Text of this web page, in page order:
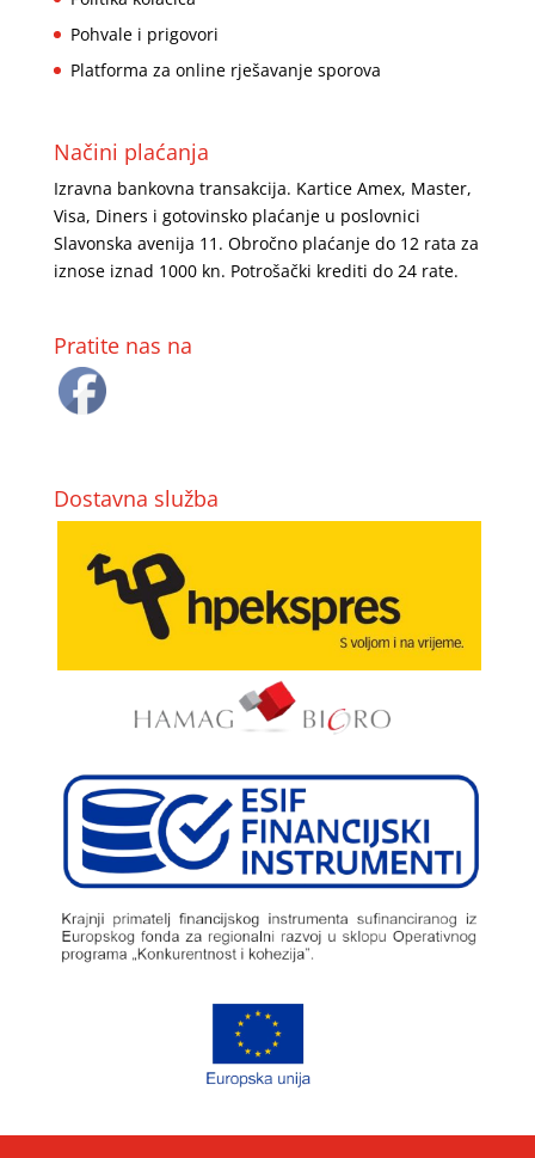
Pohvale i prigovori
Platforma za online rješavanje sporova
Načini plaćanja
Izravna bankovna transakcija. Kartice Amex, Master,
Visa, Diners i gotovinsko plaćanje u poslovnici
Slavonska avenija 11. Obročno plaćanje do 12 rata za
iznose iznad 1000 kn. Potrošački krediti do 24 rate.
Pratite nas na
Dostavna služba